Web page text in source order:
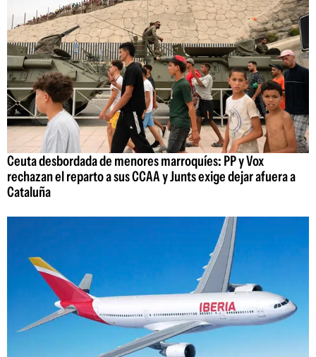
Ceuta desbordada de menores marroquíes: PP y Vox
rechazan el reparto a sus CCAA y Junts exige dejar afuera a
Cataluña